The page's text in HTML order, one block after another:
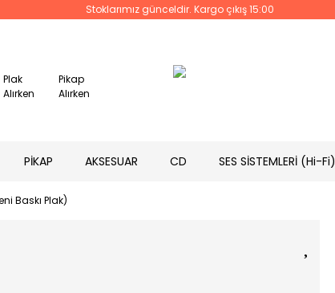
Stoklarımız günceldir. Kargo çıkış 15:00
Plak
Alırken
Pikap
Alırken
PİKAP AKSESUAR CD SES SİSTEMLERİ (Hi-Fi)
Baskı Plak)